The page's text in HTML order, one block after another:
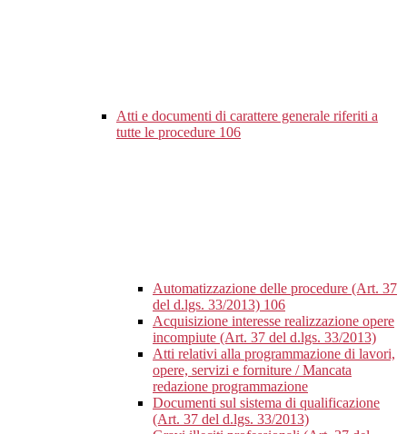
Atti e documenti di carattere generale riferiti a
tutte le procedure 106
Automatizzazione delle procedure (Art. 37
del d.lgs. 33/2013) 106
Acquisizione interesse realizzazione opere
incompiute (Art. 37 del d.lgs. 33/2013)
Atti relativi alla programmazione di lavori,
opere, servizi e forniture / Mancata
redazione programmazione
Documenti sul sistema di qualificazione
(Art. 37 del d.lgs. 33/2013)